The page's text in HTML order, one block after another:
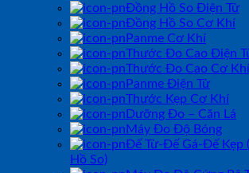
Đồng Hồ So Điện Tử
Đồng Hồ So Cơ Khí
Panme Cơ Khí
Thước Đo Cao Điện
Thước Đo Cao Cơ Khí
Panme Điện Tử
Thước Kẹp Cơ Khí
Dưỡng Đo – Căn Lá
Máy Đo Độ Bóng
Đế Từ-Đế Gá-Đế Kẹp
Hồ So)